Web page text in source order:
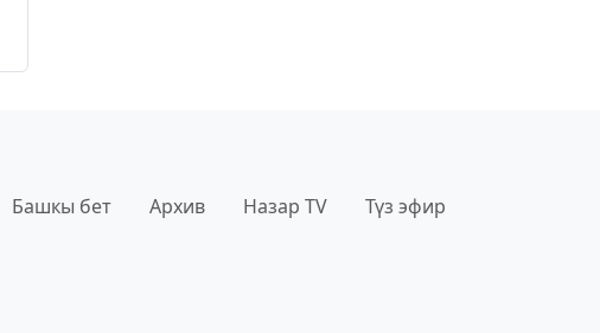
Башкы бет Архив Назар TV Түз эфир